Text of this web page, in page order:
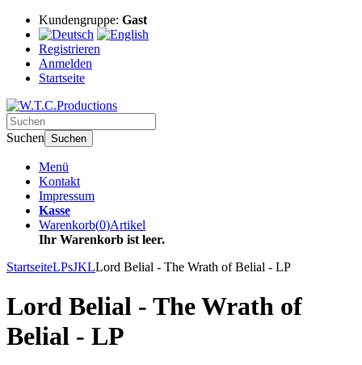
Kundengruppe: Gast
Registrieren
Anmelden
Startseite
Suchen Suchen
Menü
Kontakt
Impressum
Kasse
Warenkorb(0)Artikel
Ihr Warenkorb ist leer.
StartseiteLPsJKLLord Belial - The Wrath of Belial - LP
Lord Belial - The Wrath of
Belial - LP